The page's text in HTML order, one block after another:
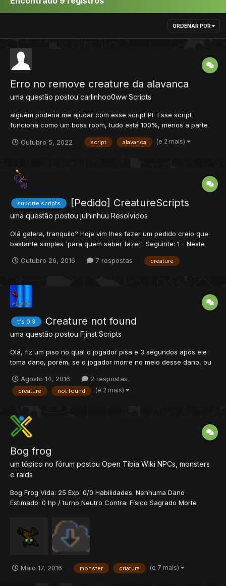
ORDENAR POR
Erro no remove creature da alavanca
uma questão postou carlinhoo0ww Scripts
alguém poderia me ajudar com esse script PF Esse script
funciona como um boss room, tudo está 100%, menos a parte
cria uma nova e nao remove a que está na sala
Outubro 5, 2022 script alavanca (e 2 mais)
suporte scripts [Pedido] CreatureScripts
uma questão postou julhinhuu Resolvidos
Olá galera, tranquilo? Hoje vim lhes fazer um pedido creio que
bastante simples 'para quem saber fazer'. Seguinte: 1 - Neste
jogador que tenha 4 horas online em jogo. 2 - Após a premiação
Outubro 26, 2016 7 respostas creature
tfs 0.3 Creature not found
uma questão postou Fjinst Scripts
Olá, fiz um piso no qual o jogador pisa e 3 segundos após ele
toma dano, porém, se o jogador morre no meio desse dano, ou
alguém sabe me ajudar a solucionar esse error? Segue abaixo o
script function onStepIn(cid, item, pos)...
Agosto 14, 2016 2 respostas
creature not found (e 2 mais)
Bog frog
um tópico no fórum postou Open Tibia Wiki NPCs, monsters
e raids
Bog Frog Vida: 25 Exp: 0/0 Habilidades: Nenhuma Dano
Estimado: 0 hp / turno Neutro Contra: Físico Sagrado Morte
ascensão do templo de Bog em Shadowthorn. Anteriormente,
animais normais, essas pequenas criaturas f...
Maio 17, 2016 monster criatura (e 7 mais)